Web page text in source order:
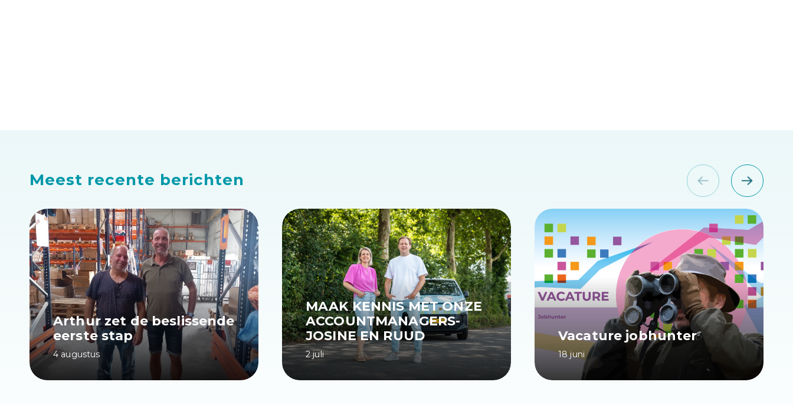
Meest recente berichten
Arthur zet de beslissende
eerste stap
4 augustus
MAAK KENNIS MET ONZE
ACCOUNTMANAGERS-
JOSINE EN RUUD
2 juli
Vacature jobhunter
18 juni